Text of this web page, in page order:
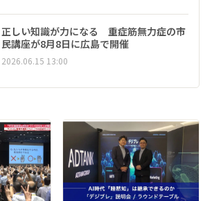
正しい知識が力になる 重症筋無力症の市
民講座が8月8日に広島で開催
2026.06.15 13:00